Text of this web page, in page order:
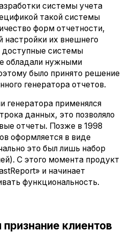
системы учета
такой системы
форм отчетности,
настройки их внешнего
системы
обладали нужными
было принято решение
генератора отчетов.
генератора применялся
данных, это позволяло
отчеты. Позже в 1998
оформляется в виде
это был лишь набор
С этого момента продукт
и начинает
функциональность.
клиентов